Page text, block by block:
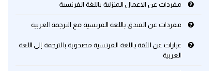
مفردات عن الاعمال المنزلية باللغة الفرنسية
مفردات عن الفندق باللغة الفرنسية مع الترجمة العربية
عبارات عن الثقة باللغة الفرنسية مصحوبة بالترجمة إلى اللغة
العربية